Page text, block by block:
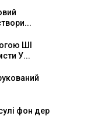
ШІ
У...
фон дер